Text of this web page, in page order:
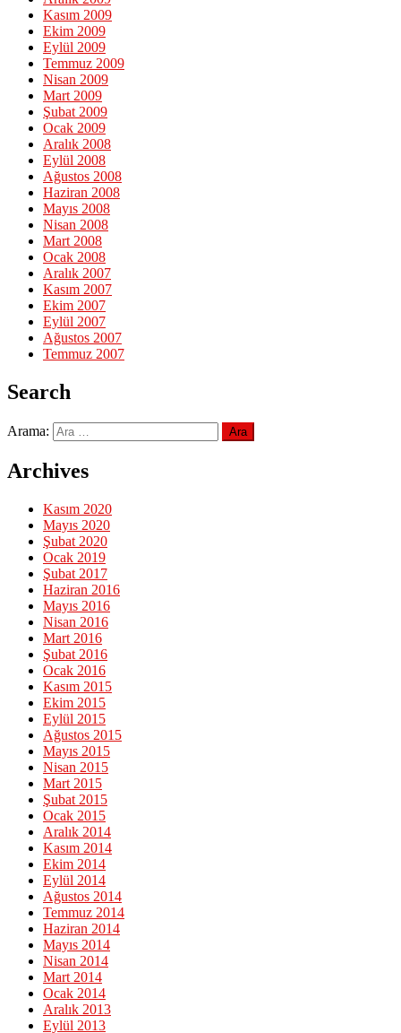
Kasım 2009
Ekim 2009
Eylül 2009
Temmuz 2009
Nisan 2009
Mart 2009
Şubat 2009
Ocak 2009
Aralık 2008
Eylül 2008
Ağustos 2008
Haziran 2008
Mayıs 2008
Nisan 2008
Mart 2008
Ocak 2008
Aralık 2007
Kasım 2007
Ekim 2007
Eylül 2007
Ağustos 2007
Temmuz 2007
Search
Arama:
Archives
Kasım 2020
Mayıs 2020
Şubat 2020
Ocak 2019
Şubat 2017
Haziran 2016
Mayıs 2016
Nisan 2016
Mart 2016
Şubat 2016
Ocak 2016
Kasım 2015
Ekim 2015
Eylül 2015
Ağustos 2015
Mayıs 2015
Nisan 2015
Mart 2015
Şubat 2015
Ocak 2015
Aralık 2014
Kasım 2014
Ekim 2014
Eylül 2014
Ağustos 2014
Temmuz 2014
Haziran 2014
Mayıs 2014
Nisan 2014
Mart 2014
Ocak 2014
Aralık 2013
Eylül 2013